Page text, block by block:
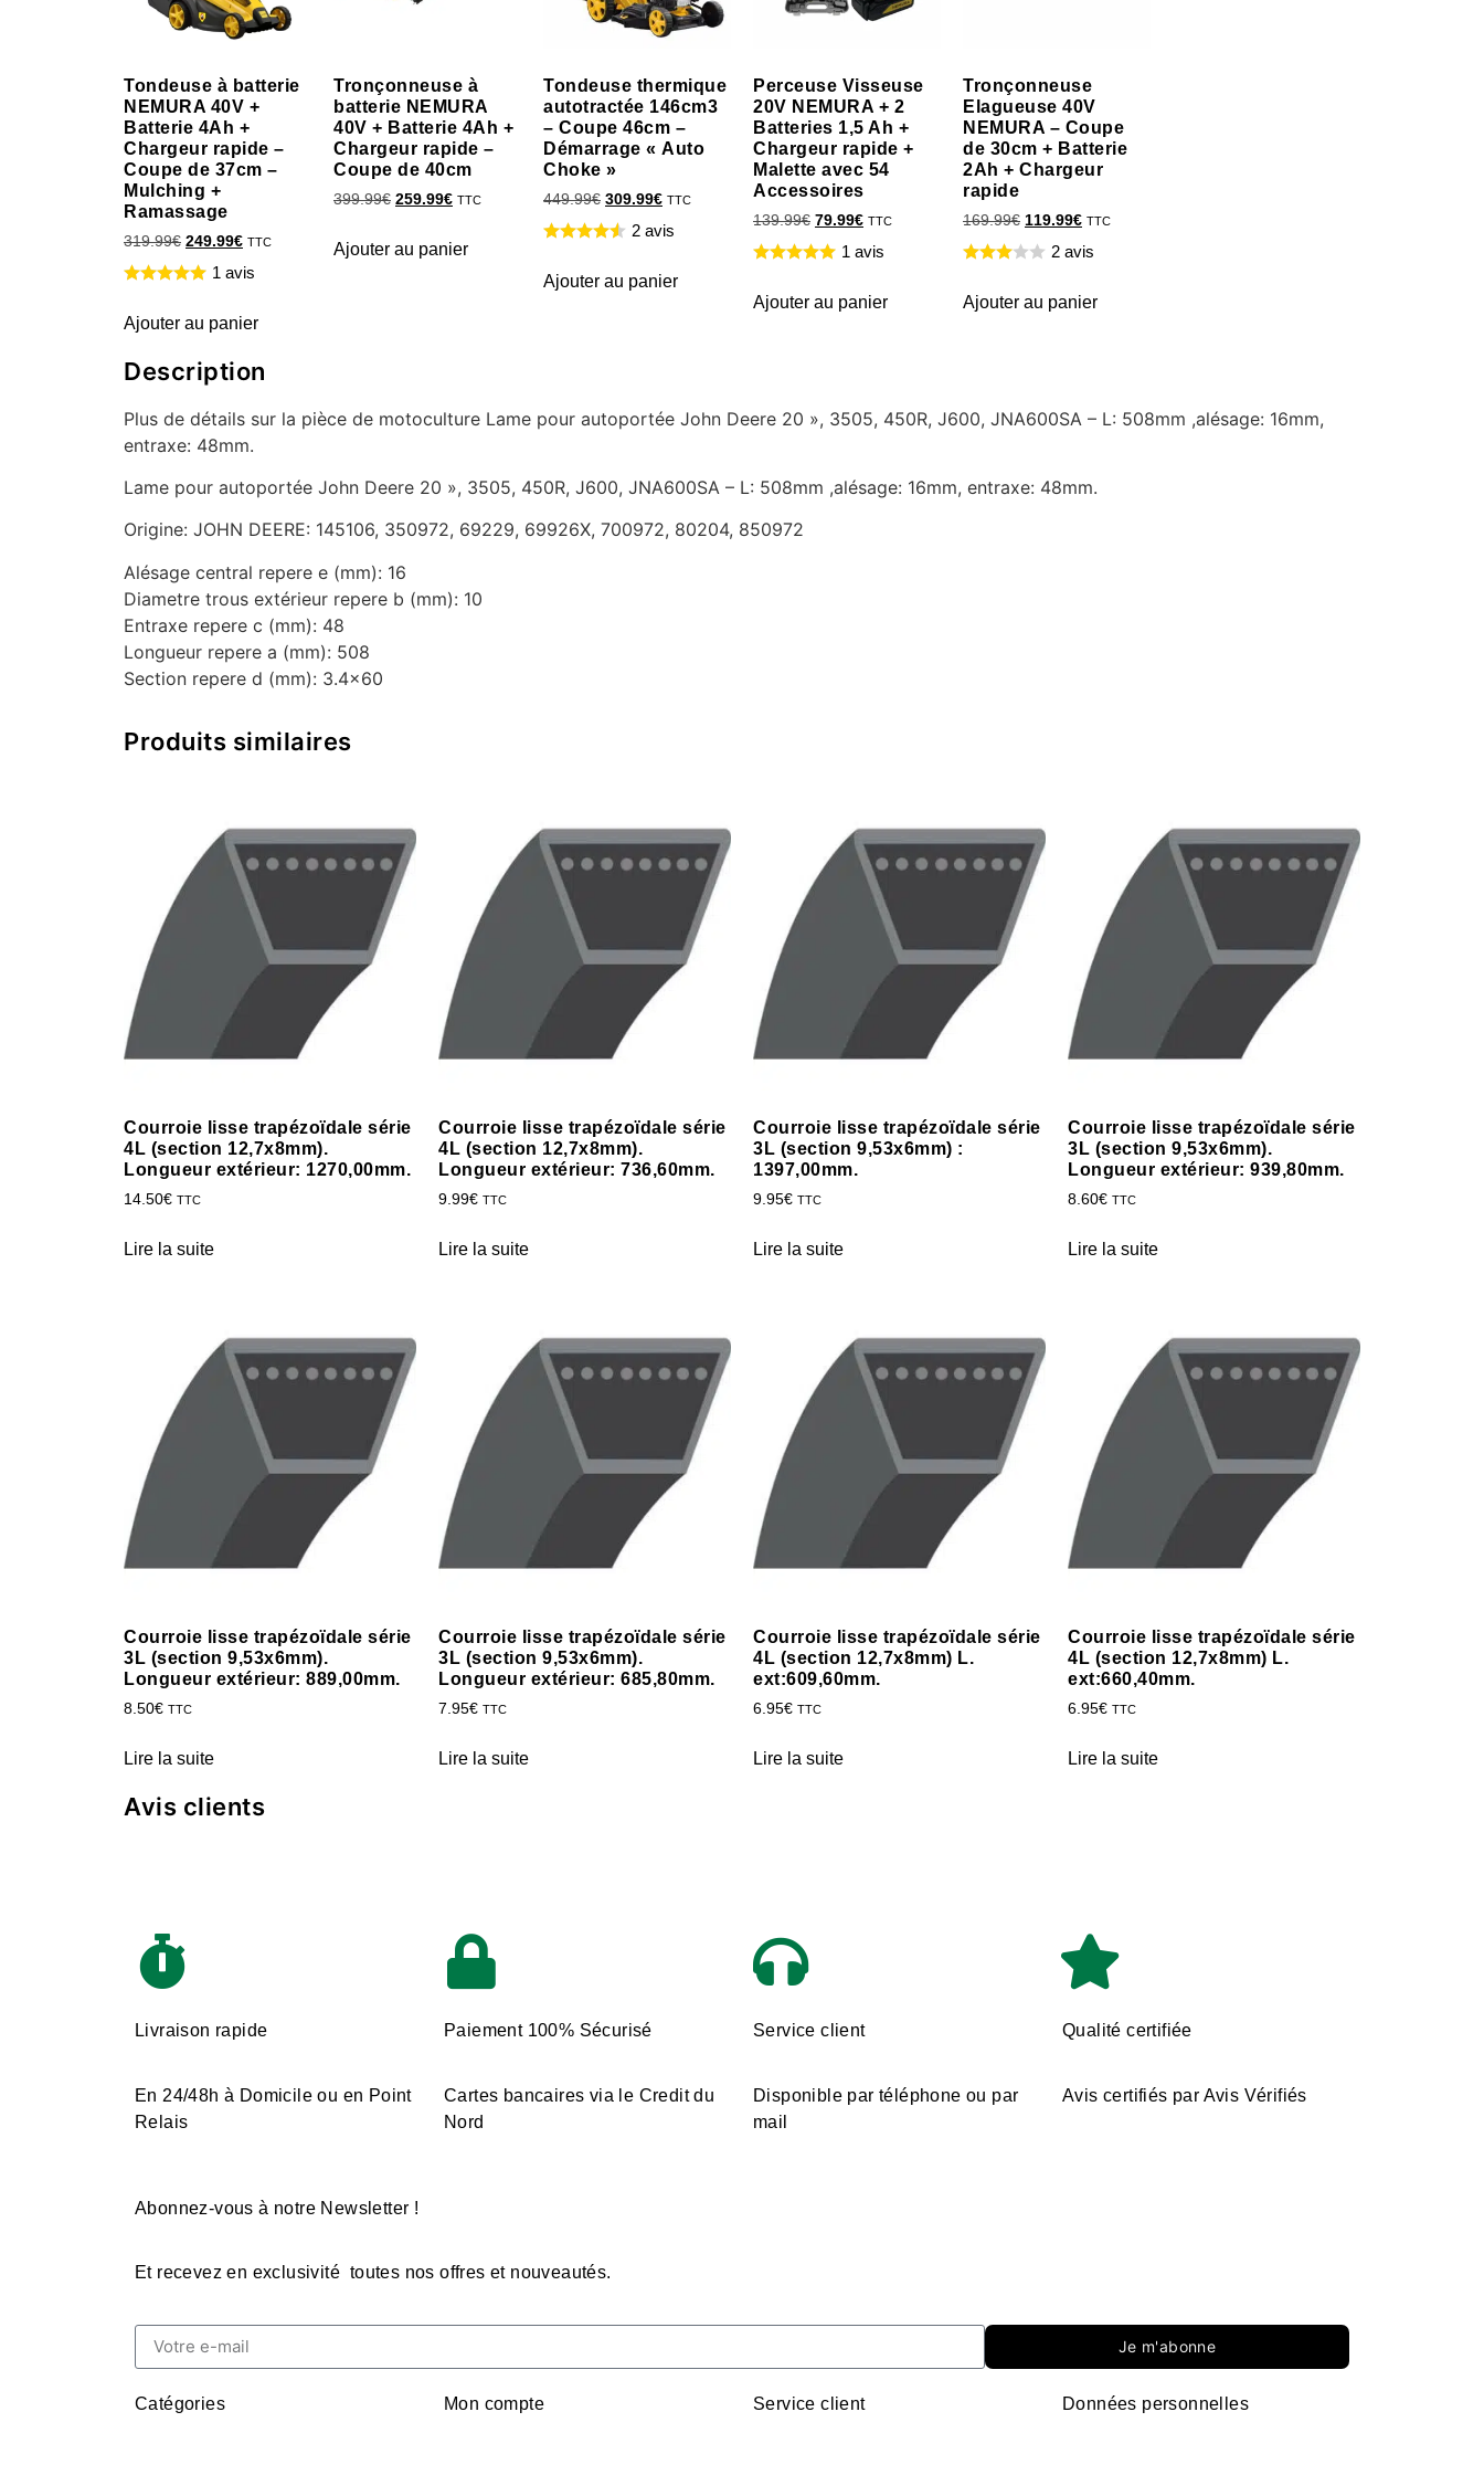
Tondeuse à batterie
NEMURA 40V +
Batterie 4Ah +
Chargeur rapide –
Coupe de 37cm –
Mulching +
Ramassage
319.99€ 249.99€ TTC
1 avis
Ajouter au panier
Tronçonneuse à
batterie NEMURA
40V + Batterie 4Ah +
Chargeur rapide –
Coupe de 40cm
399.99€ 259.99€ TTC
Ajouter au panier
Tondeuse thermique
autotractée 146cm3
– Coupe 46cm –
Démarrage « Auto
Choke »
449.99€ 309.99€ TTC
2 avis
Ajouter au panier
Perceuse Visseuse
20V NEMURA + 2
Batteries 1,5 Ah +
Chargeur rapide +
Malette avec 54
Accessoires
139.99€ 79.99€ TTC
1 avis
Ajouter au panier
Tronçonneuse
Elagueuse 40V
NEMURA – Coupe
de 30cm + Batterie
2Ah + Chargeur
rapide
169.99€ 119.99€ TTC
2 avis
Ajouter au panier
Description
Plus de détails sur la pièce de motoculture Lame pour autoportée John Deere 20 », 3505, 450R, J600, JNA600SA – L: 508mm ,alésage: 16mm,
entraxe: 48mm.
Lame pour autoportée John Deere 20 », 3505, 450R, J600, JNA600SA – L: 508mm ,alésage: 16mm, entraxe: 48mm.
Origine: JOHN DEERE: 145106, 350972, 69229, 69926X, 700972, 80204, 850972
Alésage central repere e (mm): 16
Diametre trous extérieur repere b (mm): 10
Entraxe repere c (mm): 48
Longueur repere a (mm): 508
Section repere d (mm): 3.4×60
Produits similaires
Courroie lisse trapézoïdale série
4L (section 12,7x8mm).
Longueur extérieur: 1270,00mm.
14.50€ TTC
Lire la suite
Courroie lisse trapézoïdale série
4L (section 12,7x8mm).
Longueur extérieur: 736,60mm.
9.99€ TTC
Lire la suite
Courroie lisse trapézoïdale série
3L (section 9,53x6mm) :
1397,00mm.
9.95€ TTC
Lire la suite
Courroie lisse trapézoïdale série
3L (section 9,53x6mm).
Longueur extérieur: 939,80mm.
8.60€ TTC
Lire la suite
Courroie lisse trapézoïdale série
3L (section 9,53x6mm).
Longueur extérieur: 889,00mm.
8.50€ TTC
Lire la suite
Courroie lisse trapézoïdale série
3L (section 9,53x6mm).
Longueur extérieur: 685,80mm.
7.95€ TTC
Lire la suite
Courroie lisse trapézoïdale série
4L (section 12,7x8mm) L.
ext:609,60mm.
6.95€ TTC
Lire la suite
Courroie lisse trapézoïdale série
4L (section 12,7x8mm) L.
ext:660,40mm.
6.95€ TTC
Lire la suite
Avis clients
Livraison rapide
En 24/48h à Domicile ou en Point
Relais
Paiement 100% Sécurisé
Cartes bancaires via le Credit du
Nord
Service client
Disponible par téléphone ou par
mail
Qualité certifiée
Avis certifiés par Avis Vérifiés
Abonnez-vous à notre Newsletter !
Et recevez en exclusivité toutes nos offres et nouveautés.
Je m'abonne
Catégories Mon compte Service client Données personnelles